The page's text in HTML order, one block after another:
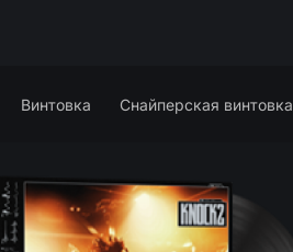
Винтовка Снайперская винтовка